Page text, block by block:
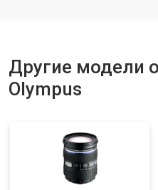
Другие модели
Olympus